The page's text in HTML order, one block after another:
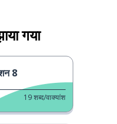
गया
8
19शब्द/वाक्यांश